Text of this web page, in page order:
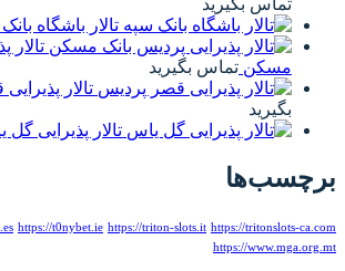
بگیرید
تالار باشگاه بانک سپه
تالار پذیرایی
تماس بگیرید
تالار پذیرایی قصر
تالار پذیرایی گل یاس
22-bit.es https://t0nybet.ie https://triton-slots.it https://
https://